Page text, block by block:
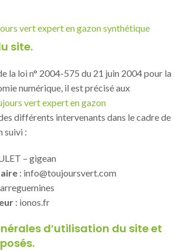
site.
la loi n° 2004-575 du 21 juin 2004 pour la
numérique, il est précisé aux
vert expert en gazon
différents intervenants dans le cadre de
suivi :
– gigean
: info@toujoursvert.com
: ionos.fr
d’utilisation du site et